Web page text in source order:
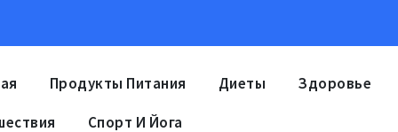
Продукты Питания Диеты Здоровье
Спорт И Йога